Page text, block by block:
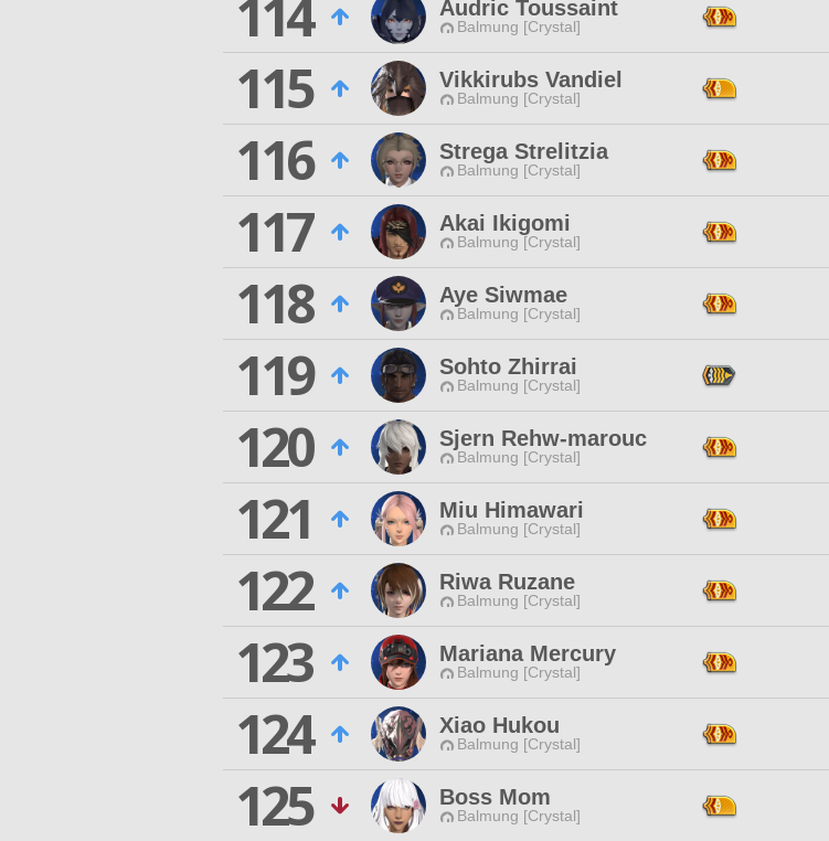
114
Audric Toussaint
Balmung [Crystal]
115
Vikkirubs Vandiel
Balmung [Crystal]
116
Strega Strelitzia
Balmung [Crystal]
117
Akai Ikigomi
Balmung [Crystal]
118
Aye Siwmae
Balmung [Crystal]
119
Sohto Zhirrai
Balmung [Crystal]
120
Sjern Rehw-marouc
Balmung [Crystal]
121
Miu Himawari
Balmung [Crystal]
122
Riwa Ruzane
Balmung [Crystal]
123
Mariana Mercury
Balmung [Crystal]
124
Xiao Hukou
Balmung [Crystal]
125
Boss Mom
Balmung [Crystal]